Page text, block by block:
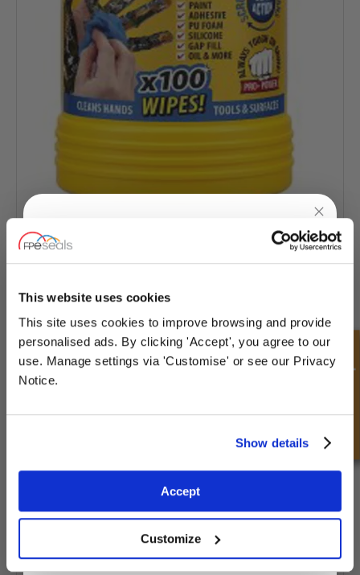
This website uses cookies
This site uses cookies to improve browsing and provide
personalised ads. By clicking 'Accept', you agree to our
use. Manage settings via 'Customise' or see our Privacy
Notice.
Show details
Accept
Customize
Livraison et retours
Quel que soit votre besoin, notre équipe dédiée travaillera avec vous pour trouver
la solution idéale dans les plus brefs délais.
DÉCOUVREZ LA LIVRAISON ET LES RETOURS
Affichage 1 hors de 1:
Demande rapide
UNLOCK10% OFF
YOURFIRST ORDER
Sign up for special offers and exclusive
deals
privacy policy.